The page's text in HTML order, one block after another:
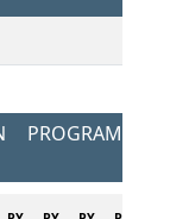
PROGRAM